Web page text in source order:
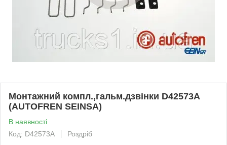
Монтажний компл.,гальм.дзвінки D42573A
(AUTOFREN SEINSA)
В наявності
Код: D42573A
Роздріб